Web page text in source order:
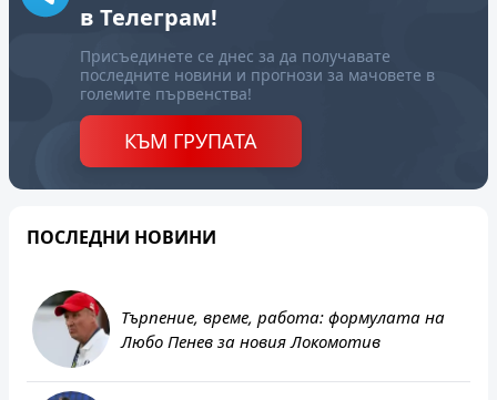
в Телеграм!
Присъединете се днес за да получавате
последните новини и прогнози за мачовете в
големите първенства!
КЪМ ГРУПАТА
ПОСЛЕДНИ НОВИНИ
Търпение, време, работа: формулата на
Любо Пенев за новия Локомотив